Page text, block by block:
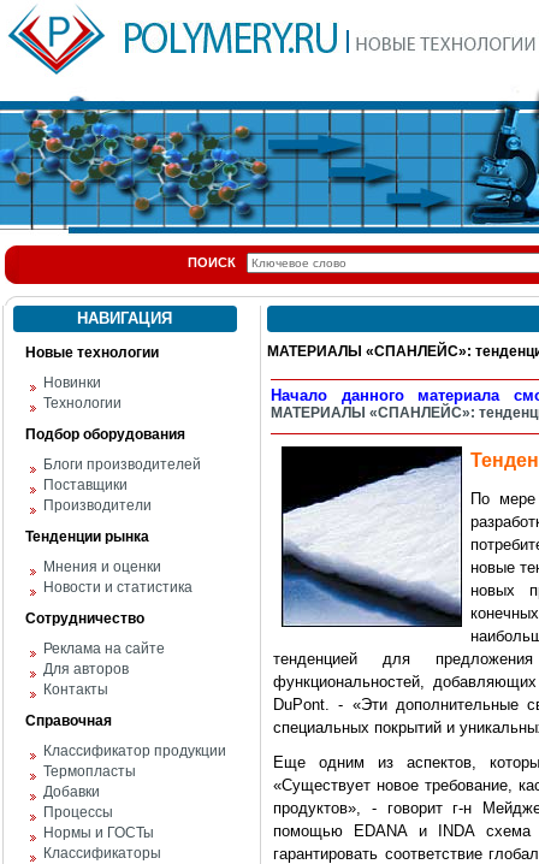
ПОИСК
НАВИГАЦИЯ
Новые технологии
Новинки
Технологии
Подбор оборудования
Блоги производителей
Поставщики
Производители
Тенденции рынка
Мнения и оценки
Новости и статистика
Сотрудничество
Реклама на сайте
Для авторов
Контакты
Справочная
Классификатор продукции
Термопласты
Добавки
Процессы
Нормы и ГОСТы
Классификаторы
МАТЕРИАЛЫ «СПАНЛЕЙС»:
Начало данного материала
МАТЕРИАЛЫ «СПАНЛЕЙС»:
По мере
новые
новых
тенденцией для
функциональностей,
DuPont. - «Эти дополнительные
специальных покрытий и
Еще одним из аспектов,
«Существует новое требование,
продуктов», - говорит г-н
помощью EDANA и INDA схема
гарантировать соответствие